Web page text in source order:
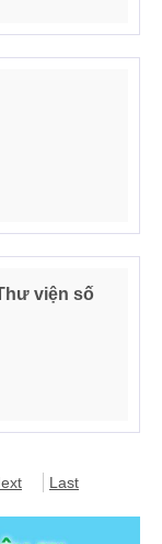
viện số
Last